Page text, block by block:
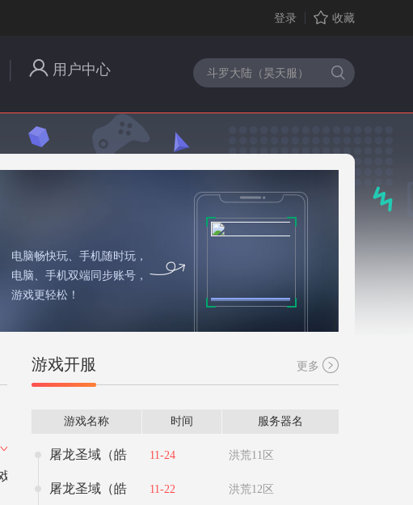
登录 收藏
用户中心
电脑畅快玩、手机随时玩，
电脑、手机双端同步账号，
游戏更轻松！
游戏开服 更多
游戏名称 时间 服务器名
屠龙圣域（皓 11-24 洪荒11区
屠龙圣域（皓 11-22 洪荒12区